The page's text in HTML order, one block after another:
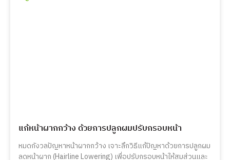
แก้หน้าผากกว้าง ด้วยการปลูกผมปรับกรอบหน้า
หมดกังวลปัญหาหน้าผากกว้าง เจาะลึกวิธีแก้ปัญหาด้วยการปลูกผม
ลดหน้าผาก (Hairline Lowering) เพื่อปรับกรอบหน้าให้สมส่วนและ